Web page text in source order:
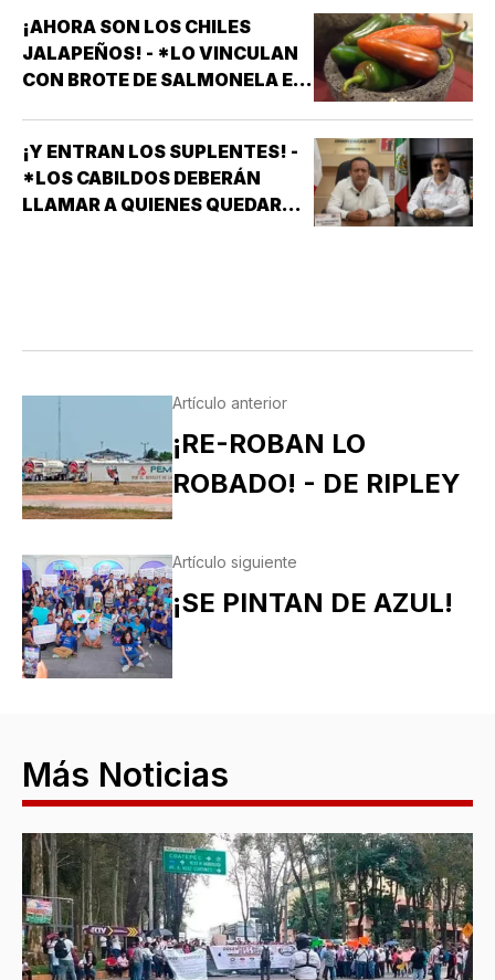
¡AHORA SON LOS CHILES
JALAPEÑOS! - *LO VINCULAN
CON BROTE DE SALMONELA EN
¡Y ENTRAN LOS SUPLENTES! -
*LOS CABILDOS DEBERÁN
LLAMAR A QUIENES QUEDARON
Artículo anterior
¡RE-ROBAN LO
ROBADO! - DE RIPLEY
Artículo siguiente
¡SE PINTAN DE AZUL!
Más Noticias